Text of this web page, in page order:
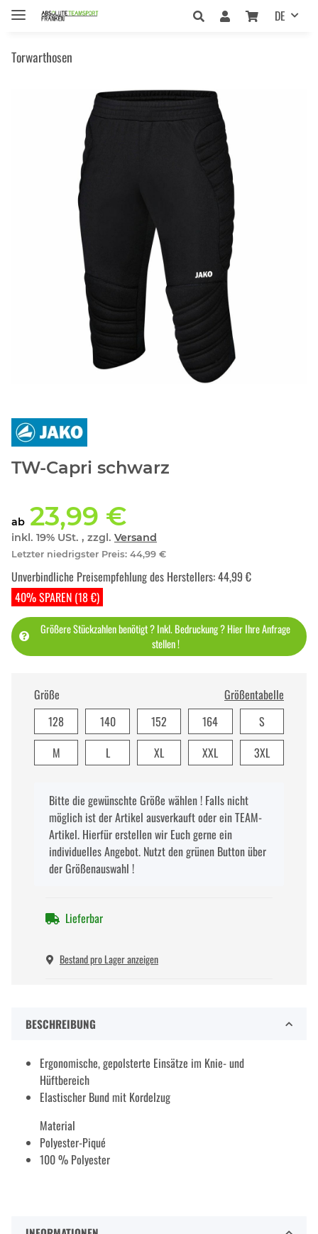
DE
Torwarthosen
TW-Capri schwarz
ab 23,99 €
inkl. 19% USt. , zzgl. Versand
Letzter niedrigster Preis: 44,99 €
40% SPAREN (18 €)
Unverbindliche Preisempfehlung des Herstellers:44,99 €
Größere Stückzahlen benötigt ? Inkl. Bedruckung ? Hier Ihre Anfrage
stellen !
Größe
Größentabelle
128
140 152 164
S
M
L XL XXL 3XL
xBitte die gewünschte Größe wählen ! Falls nicht
möglich ist der Artikel ausverkauft oder ein TEAM-
Artikel. Hierfür erstellen wir Euch gerne ein
individuelles Angebot. Nutzt den grünen Button über
der Größenauswahl !
Lieferbar
Bestand pro Lager anzeigen
BESCHREIBUNG
Ergonomische, gepolsterte Einsätze im Knie- und
Hüftbereich
Elastischer Bund mit Kordelzug
Material
Polyester-Piqué
100 % Polyester